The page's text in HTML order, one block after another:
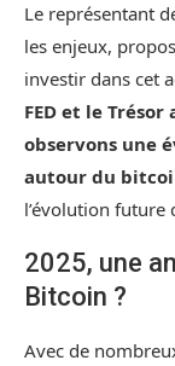
Le représentant
les enjeux,
investir dans cet
FED et le
observons une
autour du
l’évolution future
2025, une
Bitcoin ?
Avec de